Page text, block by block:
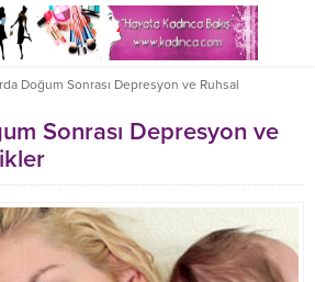
Doğum Sonrası Depresyon ve Ruhsal
Sonrası Depresyon ve